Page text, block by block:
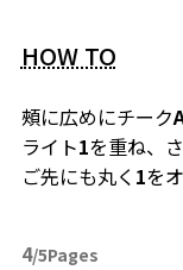
HOW TO
頰に広めにチーク
ライト1を重ね、
ご先にも丸く 1を
4/5Pages